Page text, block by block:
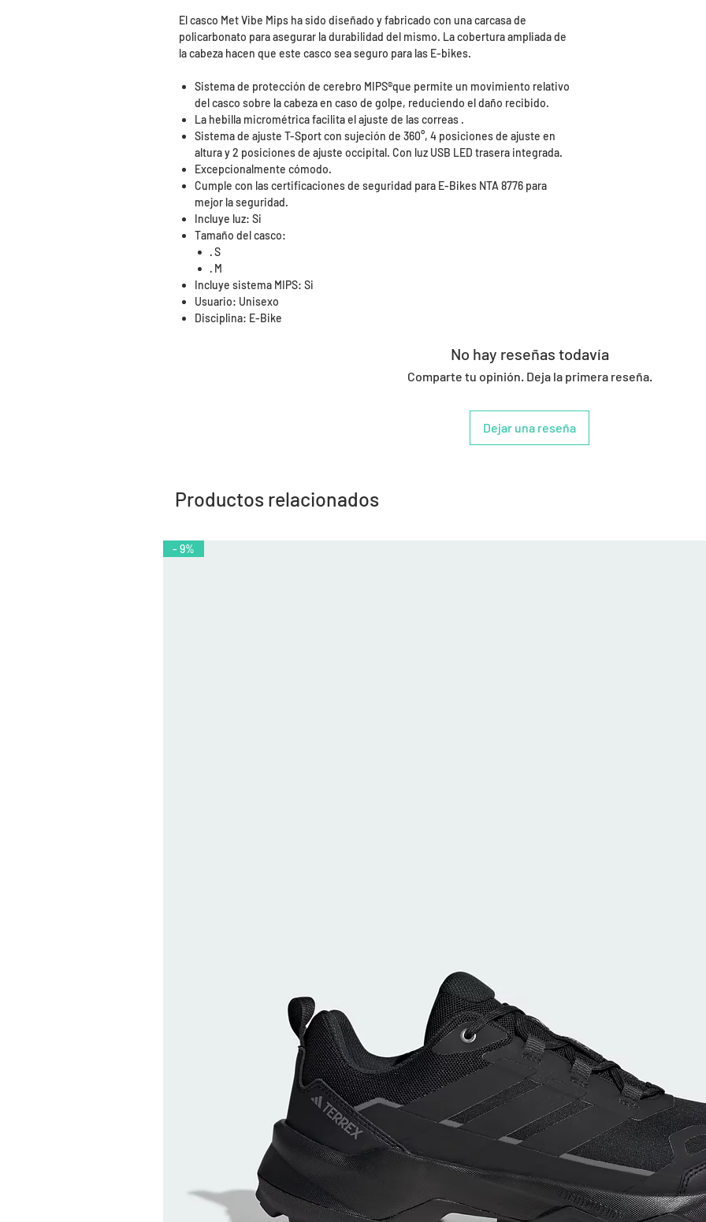
El casco Met Vibe Mips ha sido diseñado y fabricado con una carcasa de
policarbonato para asegurar la durabilidad del mismo. La cobertura ampliada de
la cabeza hacen que este casco sea seguro para las E-bikes.
Sistema de protección de cerebro MIPS®que permite un movimiento relativo
del casco sobre la cabeza en caso de golpe, reduciendo el daño recibido.
La hebilla micrométrica facilita el ajuste de las correas .
Sistema de ajuste T-Sport con sujeción de 360°, 4 posiciones de ajuste en
altura y 2 posiciones de ajuste occipital. Con luz USB LED trasera integrada.
Excepcionalmente cómodo.
Cumple con las certificaciones de seguridad para E-Bikes NTA 8776 para
mejor la seguridad.
Incluye luz: Si
Tamaño del casco:
· S
· M
Incluye sistema MIPS: Si
Usuario: Unisexo
Disciplina: E-Bike
No hay reseñas todavía
Comparte tu opinión. Deja la primera reseña.
Dejar una reseña
Productos relacionados
- 9%